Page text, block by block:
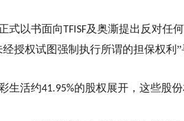
式以书面向TFISF及奥澌提出反对任
授权试图强制执行所谓的担保权利”
生活约41.95%的股权展开，这些股